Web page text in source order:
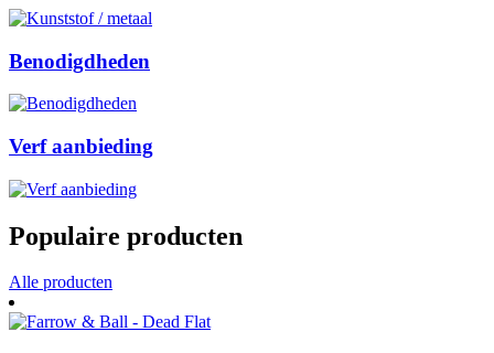
Benodigdheden
Verf aanbieding
Populaire producten
Alle producten